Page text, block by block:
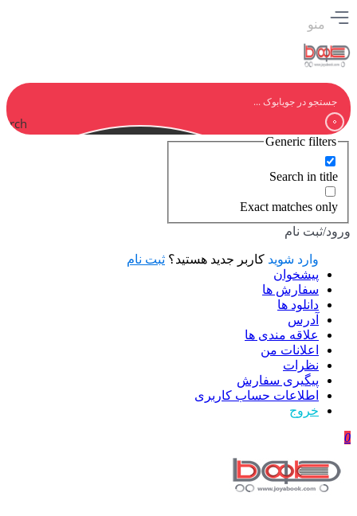
منو
Generic filters
Search in title
Exact matches only
ورود/ثبت نام
وارد شوید کاربر جدید هستید؟ ثبت نام
پیشخوان
سفارش ها
دانلود ها
آدرس
علاقه مندی ها
اعلانات من
نظرات
پیگیری سفارش
اطلاعات حساب كاربری
خروج
0